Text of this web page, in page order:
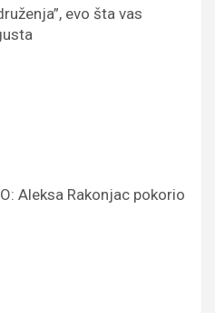
evo šta vas
Aleksa Rakonjac pokorio